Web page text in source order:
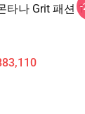
타나 Grit 패션 -